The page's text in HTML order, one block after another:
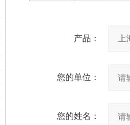
产品：
您的单位：
您的姓名：